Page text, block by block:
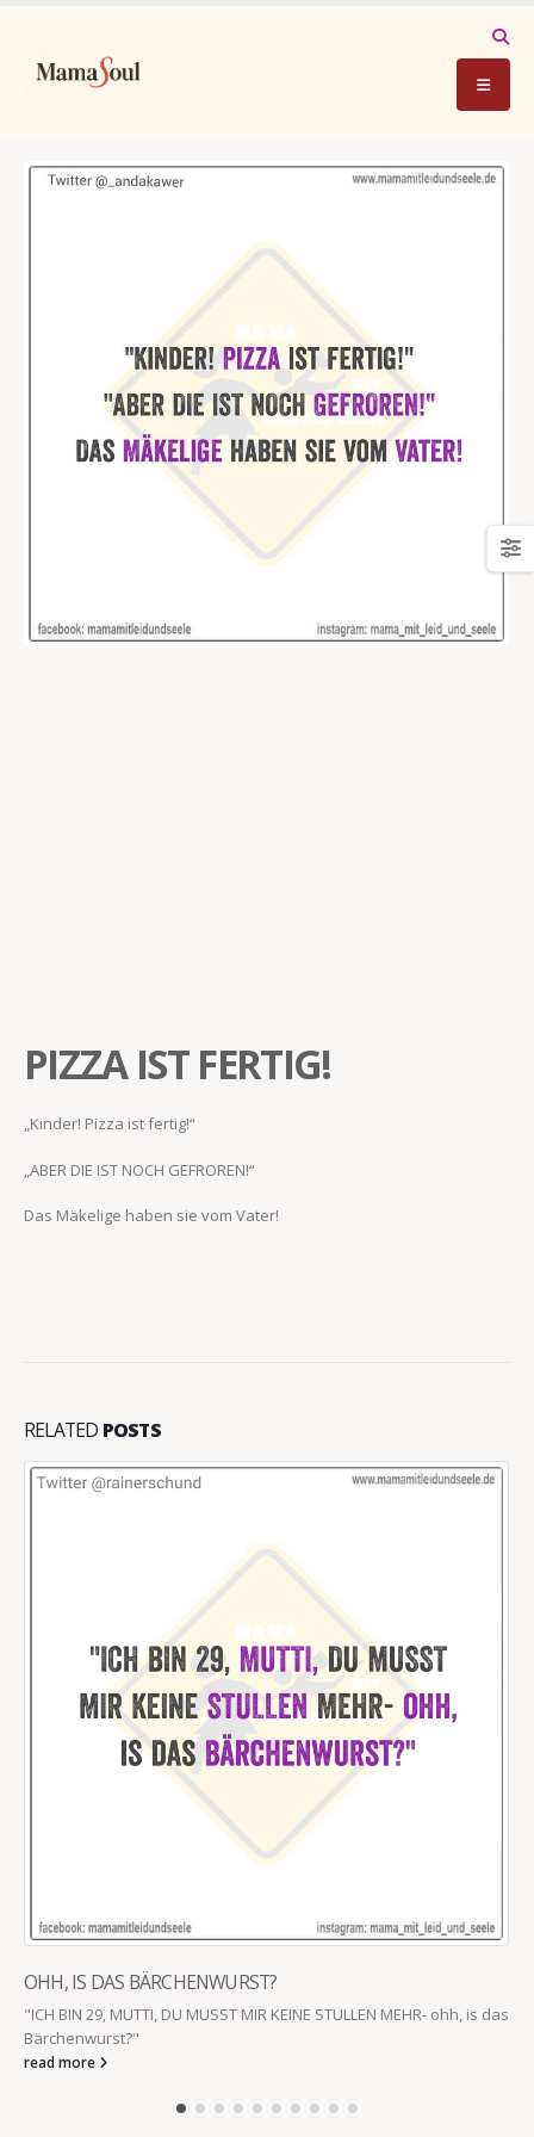
PIZZA IST FERTIG!
„Kinder! Pizza ist fertig!“
„ABER DIE IST NOCH GEFROREN!“
Das Mäkelige haben sie vom Vater!
RELATED POSTS
OHH, IS DAS BÄRCHENWURST?
"ICH BIN 29, MUTTI, DU MUSST MIR KEINE STULLEN MEHR- ohh, is das
Bärchenwurst?"
read more